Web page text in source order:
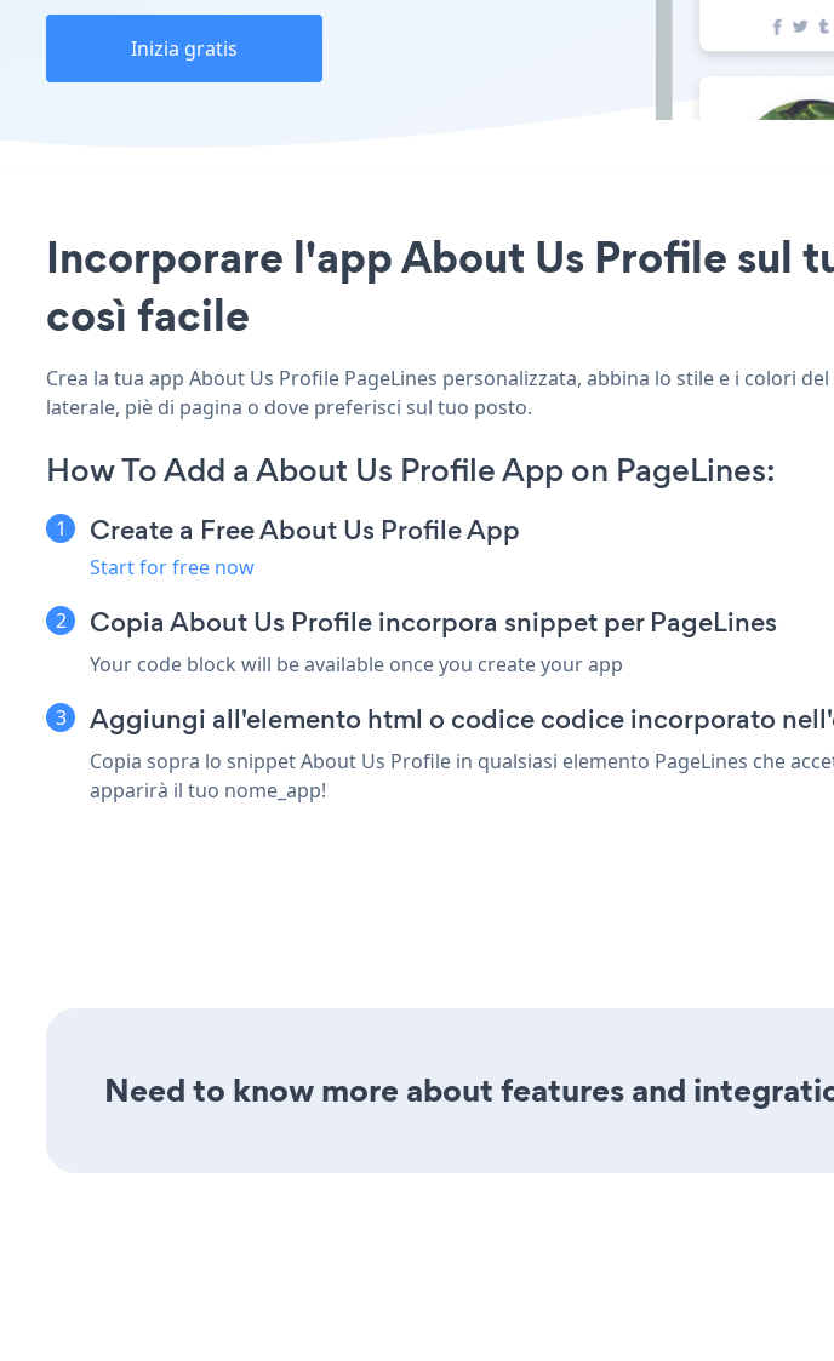
Inizia gratis
Incorporare l'app About Us Profile sul
così facile
Crea la tua app About Us Profile PageLines personalizzata, abbina lo stile e i colori
laterale, piè di pagina o dove preferisci sul tuo posto.
How To Add a About Us Profile App on PageLines:
Create a Free About Us Profile App
Start for free now
Copia About Us Profile incorpora snippet per PageLines
Your code block will be available once you create your app
Aggiungi all'elemento html o codice codice incorporato
Copia sopra lo snippet About Us Profile in qualsiasi elemento PageLines che
apparirà il tuo nome_app!
Need to know more about features and